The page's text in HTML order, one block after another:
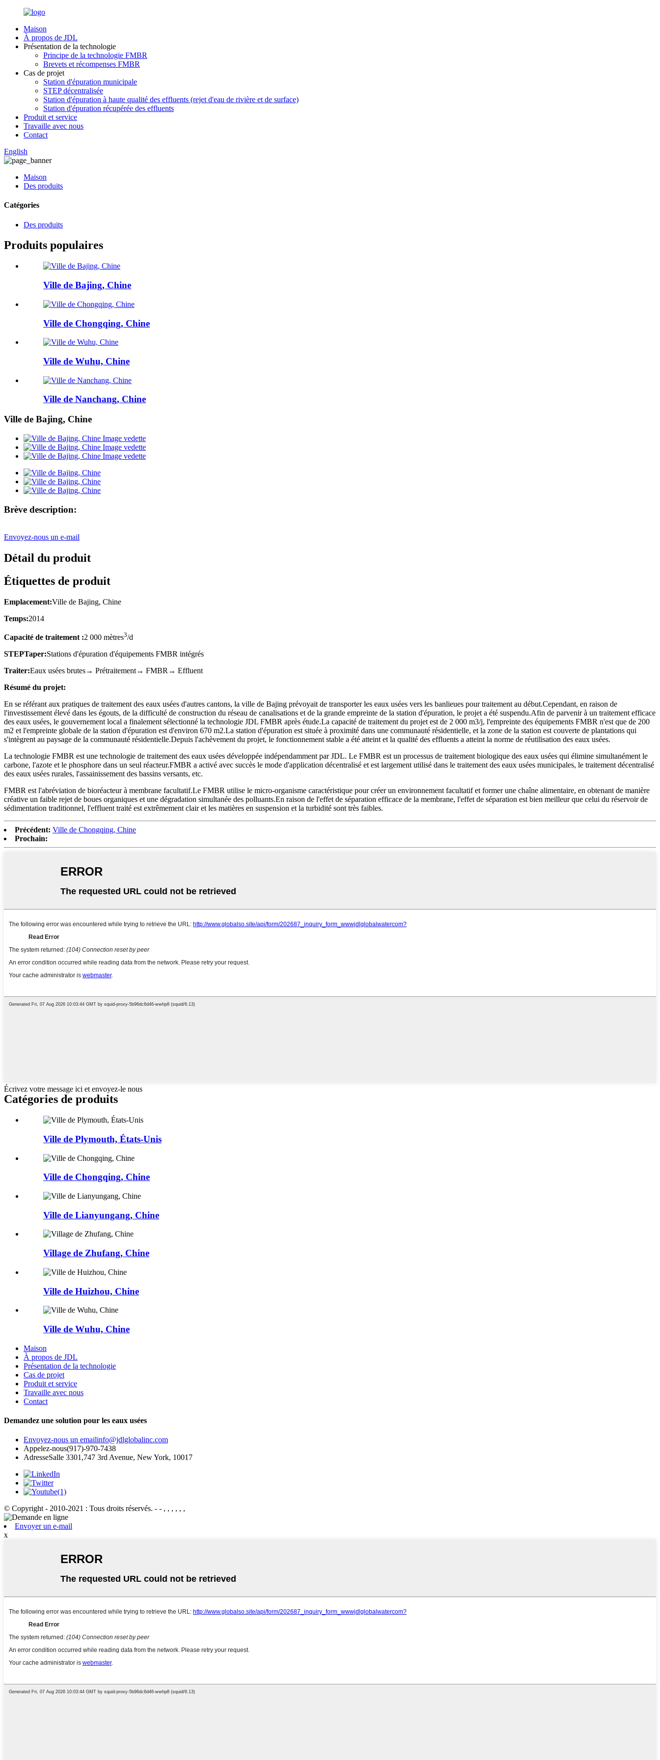
Maison
À propos de JDL
Présentation de la technologie
Principe de la technologie FMBR
Brevets et récompenses FMBR
Cas de projet
Station d'épuration municipale
STEP décentralisée
Station d'épuration à haute qualité des effluents (rejet d'eau de rivière et de surface)
Station d'épuration récupérée des effluents
Produit et service
Travaille avec nous
Contact
English
Maison
Des produits
Catégories
Des produits
Produits populaires
Ville de Bajing, Chine
Ville de Chongqing, Chine
Ville de Wuhu, Chine
Ville de Nanchang, Chine
Ville de Bajing, Chine
Brève description:
Envoyez-nous un e-mail
Détail du produit
Étiquettes de produit
Emplacement:Ville de Bajing, Chine
Temps:2014
Capacité de traitement :2 000 mètres3/d
STEPTaper:Stations d'épuration d'équipements FMBR intégrés
Traiter:Eaux usées brutes→ Prétraitement→ FMBR→ Effluent
Résumé du projet:
En se référant aux pratiques de traitement des eaux usées d'autres cantons, la ville de Bajing prévoyait de transporter les eaux usées vers les banlieues pour traitement au début.Cependant, en raison de
l'investissement élevé dans les égouts, de la difficulté de construction du réseau de canalisations et de la grande empreinte de la station d'épuration, le projet a été suspendu.Afin de parvenir à un traitement efficace
des eaux usées, le gouvernement local a finalement sélectionné la technologie JDL FMBR après étude.La capacité de traitement du projet est de 2 000 m3/j, l'empreinte des équipements FMBR n'est que de 200
m2 et l'empreinte globale de la station d'épuration est d'environ 670 m2.La station d'épuration est située à proximité dans une communauté résidentielle, et la zone de la station est couverte de plantations qui
s'intègrent au paysage de la communauté résidentielle.Depuis l'achèvement du projet, le fonctionnement stable a été atteint et la qualité des effluents a atteint la norme de réutilisation des eaux usées.
La technologie FMBR est une technologie de traitement des eaux usées développée indépendamment par JDL. Le FMBR est un processus de traitement biologique des eaux usées qui élimine simultanément le
carbone, l'azote et le phosphore dans un seul réacteur.FMBR a activé avec succès le mode d'application décentralisé et est largement utilisé dans le traitement des eaux usées municipales, le traitement décentralisé
des eaux usées rurales, l'assainissement des bassins versants, etc.
FMBR est l'abréviation de bioréacteur à membrane facultatif.Le FMBR utilise le micro-organisme caractéristique pour créer un environnement facultatif et former une chaîne alimentaire, en obtenant de manière
créative un faible rejet de boues organiques et une dégradation simultanée des polluants.En raison de l'effet de séparation efficace de la membrane, l'effet de séparation est bien meilleur que celui du réservoir de
sédimentation traditionnel, l'effluent traité est extrêmement clair et les matières en suspension et la turbidité sont très faibles.
Précédent: Ville de Chongqing, Chine
Prochain:
Écrivez votre message ici et envoyez-le nous
Catégories de produits
Ville de Plymouth, États-Unis
Ville de Chongqing, Chine
Ville de Lianyungang, Chine
Village de Zhufang, Chine
Ville de Huizhou, Chine
Ville de Wuhu, Chine
Maison
À propos de JDL
Présentation de la technologie
Cas de projet
Produit et service
Travaille avec nous
Contact
Demandez une solution pour les eaux usées
Envoyez-nous un emailinfo@jdlglobalinc.com
Appelez-nous(917)-970-7438
AdresseSalle 3301,747 3rd Avenue, New York, 10017
© Copyright - 2010-2021 : Tous droits réservés. - - , , , , , ,
Envoyer un e-mail
x